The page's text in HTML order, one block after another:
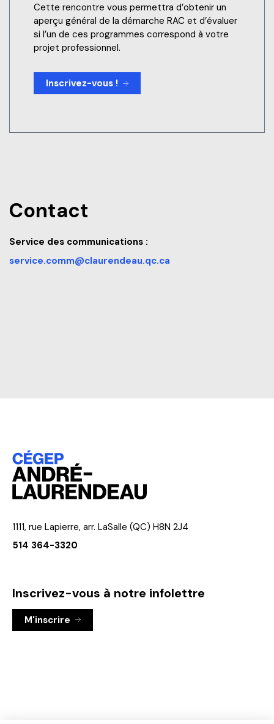
Cette rencontre vous permettra d’obtenir un
aperçu général de la démarche RAC et d’évaluer
si l’un de ces programmes correspond à votre
projet professionnel.
Inscrivez-vous !
Contact
Service des communications :
service.comm@claurendeau.qc.ca
1111, rue Lapierre, arr. LaSalle (QC) H8N 2J4
514 364-3320
Inscrivez-vous à notre infolettre
M'inscrire